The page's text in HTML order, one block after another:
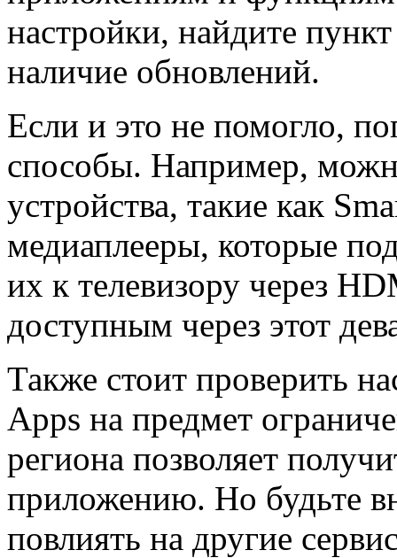
настройки, найдите
наличие обновлений.
Если и это не помогло,
способы. Например,
устройства, такие как
медиаплееры, которые
их к телевизору через
доступным через этот
Также стоит проверить
Apps на предмет
региона позволяет
приложению. Но будьте
повлиять на другие